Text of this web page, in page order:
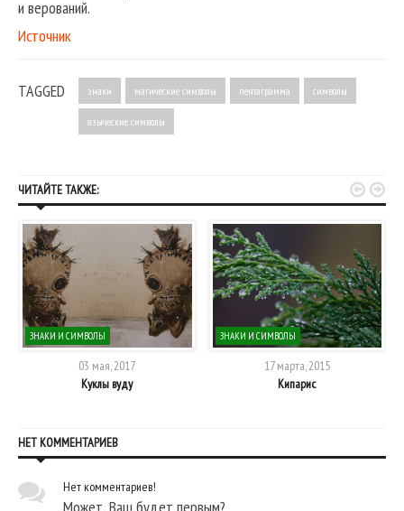
и верований.
Источник
TAGGED знаки магические символы пентаграмма символы
языческие символы
ЧИТАЙТЕ ТАКЖЕ:
ЗНАКИ И СИМВОЛЫ
03 мая, 2017
Куклы вуду
ЗНАКИ И СИМВОЛЫ
17 марта, 2015
Кипарис
 
НЕТ КОММЕНТАРИЕВ
Нет комментариев!